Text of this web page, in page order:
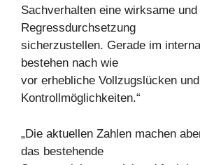
Sachverhalten eine wirksame
Regressdurchsetzung
sicherzustellen. Gerade im
bestehen nach wie
vor erhebliche Vollzugslücken
Kontrollmöglichkeiten.“
„Die aktuellen Zahlen machen
das bestehende